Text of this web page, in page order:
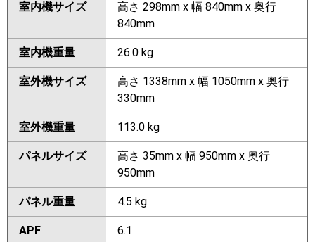
室内機サイズ
高さ 298mm x 幅 840mm x 奥行
840mm
室内機重量 26.0 kg
室外機サイズ
高さ 1338mm x 幅 1050mm x 奥行
330mm
室外機重量 113.0 kg
パネルサイズ
高さ 35mm x 幅 950mm x 奥行
950mm
パネル重量 4.5 kg
APF 6.1